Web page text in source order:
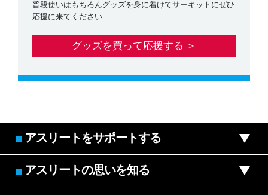
普段使いはもちろんグッズを身に着けてサーキットにぜひ
応援に来てください
グッズを買って応援する ＞
■ アスリートをサポートする
■ アスリートの思いを知る